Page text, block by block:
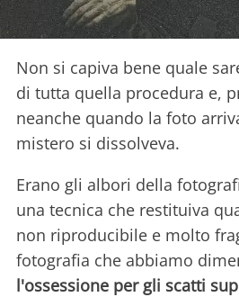
Non si capiva bene quale
di tutta quella procedura e,
neanche quando la foto
mistero si dissolveva.
Erano gli albori della
una tecnica che restituiva
non riproducibile e molto
fotografia che abbiamo
l'ossessione per gli scatti